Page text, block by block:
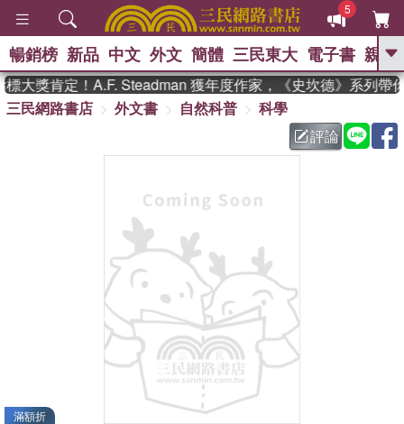
5
GO
熱搜： 東野圭吾 、
父親節 、 如果歷
暑期推薦 、 國際布克
偉大的迷走神經
暢銷榜 新品 中文 外文 簡體 三民東大 電子書 親子
大獎肯定！A.F. Steadman 獲年度作家，《史坎德》系列帶你
三民網路書店
外文書 自然科普
科學
評論
滿額折